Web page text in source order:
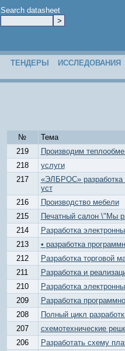
Search datasheet
ТЕНДЕРЫ ИССЛЕДОВАНИЯ
№
Тема
219
Производим
218
услуги
217
«ЭЛБРОС» разработка
уст
216
Производство мебели
215
Печатный салон \"Мы
214
Разработка
213
• разработка
212
Разработка торговой
211
Разработка и
210
Разработка
209
Разработка
208
Полный цикл
207
схемотехнические
206
Разработать схему